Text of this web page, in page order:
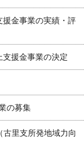
金事業の実績・評
援金事業の決定
の募集
古里支所発地域力向